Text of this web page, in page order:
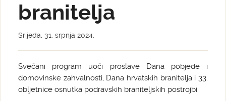
branitelja
Srijeda, 31. srpnja 2024.
Svečani program uoči proslave Dana pobjede i
domovinske zahvalnosti, Dana hrvatskih branitelja i 33.
obljetnice osnutka podravskih braniteljskih postrojbi.